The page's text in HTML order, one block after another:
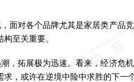
面对各个品牌尤其是家居类产品
至关重要。
，拓展极为迅速。看来，经济危
，或许在逆境中险中求胜的下一